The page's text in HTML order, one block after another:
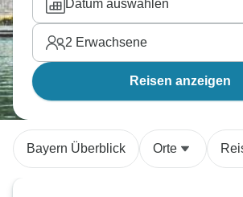
Datum auswählen
2 Erwachsene
Reisen anzeigen
Bayern Überblick Orte